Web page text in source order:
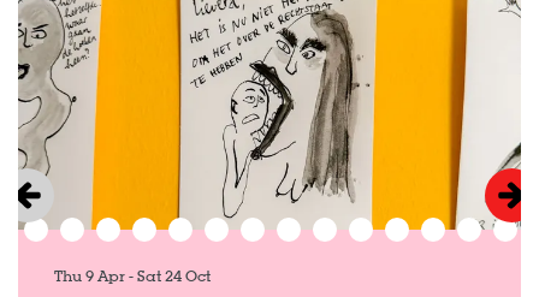
Thu 9 Apr-Sat 24 Oct